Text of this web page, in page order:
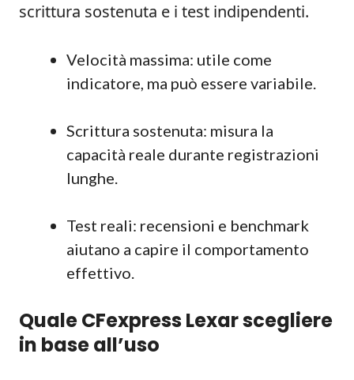
scrittura sostenuta e i test indipendenti.
Velocità massima: utile come
indicatore, ma può essere variabile.
Scrittura sostenuta: misura la
capacità reale durante registrazioni
lunghe.
Test reali: recensioni e benchmark
aiutano a capire il comportamento
effettivo.
Quale CFexpress Lexar scegliere
in base all’uso